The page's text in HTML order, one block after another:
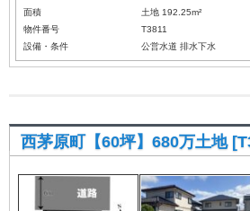
面積
土地 192.25m²
物件番号
T3811
設備・条件
公営水道 排水下水
西茅原町【60坪】680万土地